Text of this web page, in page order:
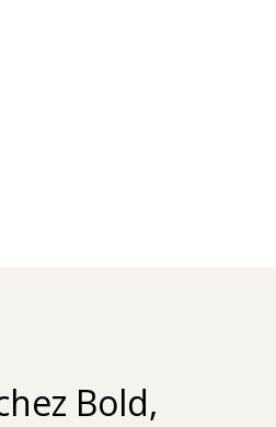
menu pour les traductions
Bold,